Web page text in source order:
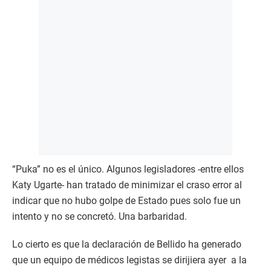
“Puka” no es el único. Algunos legisladores -entre ellos
Katy Ugarte- han tratado de minimizar el craso error al
indicar que no hubo golpe de Estado pues solo fue un
intento y no se concretó. Una barbaridad.
Lo cierto es que la declaración de Bellido ha generado
que un equipo de médicos legistas se dirijiera ayer a la